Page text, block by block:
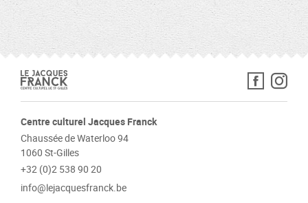
Centre culturel Jacques Franck
Chaussée de Waterloo 94
1060 St-Gilles
+32 (0)2 538 90 20
info@lejacquesfranck.be